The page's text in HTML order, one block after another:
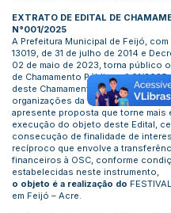
EXTRATO DE EDITAL DE
N°001/2025
A Prefeitura Municipal de Feijó,
13019, de 31 de julho de 2014 e
02 de maio de 2023, torna público
de Chamamento Público nº 01/
deste Chamamento Público é a
organizações da sociedade civil
apresente proposta que torne mais
execução do objeto deste Edital,
consecução de finalidade de
recíproco que envolve a
financeiros à OSC, conforme
estabelecidas neste instrumento,
o objeto é a realização do
em Feijó – Acre.